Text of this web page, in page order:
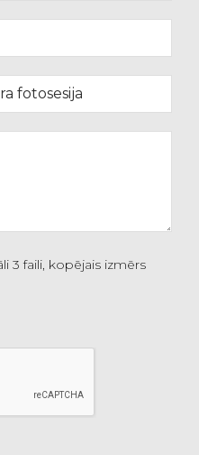
3 faili, kopējais izmērs